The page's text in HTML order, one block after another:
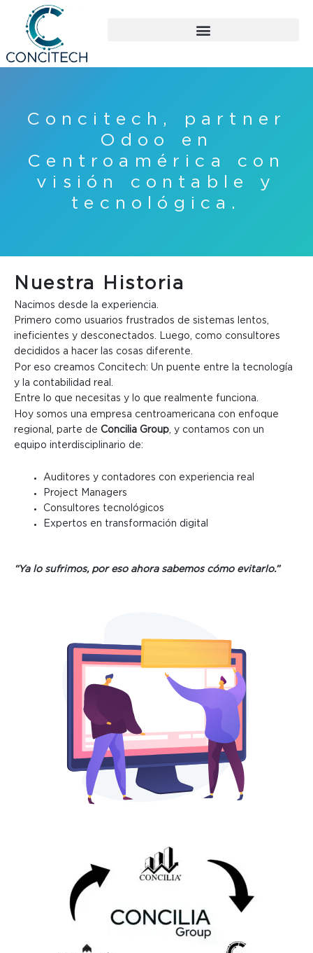
contenido
Concitech, partner
Odoo en
Centroamérica con
visión contable y
tecnológica.
Nuestra Historia
Nacimos desde la experiencia.
Primero como usuarios frustrados de sistemas lentos,
ineficientes y desconectados. Luego, como consultores
decididos a hacer las cosas diferente.
Por eso creamos Concitech: Un puente entre la tecnología
y la contabilidad real.
Entre lo que necesitas y lo que realmente funciona.
Hoy somos una empresa centroamericana con enfoque
regional, parte de Concilia Group , y contamos con un
equipo interdisciplinario de:
Auditores y contadores con experiencia real
Project Managers
Consultores tecnológicos
Expertos en transformación digital
“Ya lo sufrimos, por eso ahora sabemos cómo evitarlo.”